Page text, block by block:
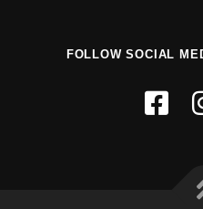
FOLLOW SOCIAL